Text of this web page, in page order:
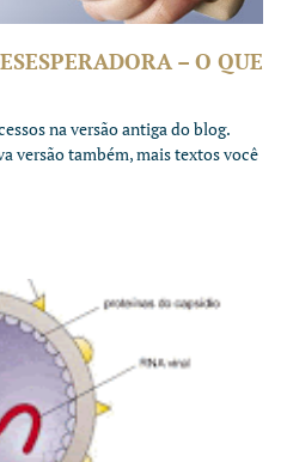
– O QUE
na versão antiga do blog.
versão também, mais textos você